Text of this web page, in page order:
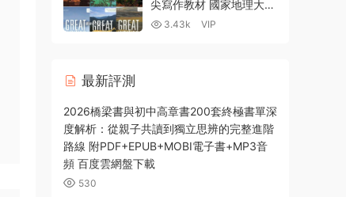
尖寫作教材 國家地理大寫
作394節外教課+全彩
3.43k VIP
最新評測
2026橋梁書與初中高章書200套終極書單深
度解析：從親子共讀到獨立思辨的完整進階
路線 附PDF+EPUB+MOBI電子書+MP3音
頻 百度雲網盤下載
530